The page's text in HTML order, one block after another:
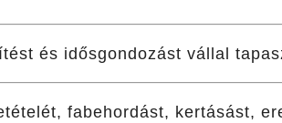
és idősgondozást vállal
fabehordást, kertásást,